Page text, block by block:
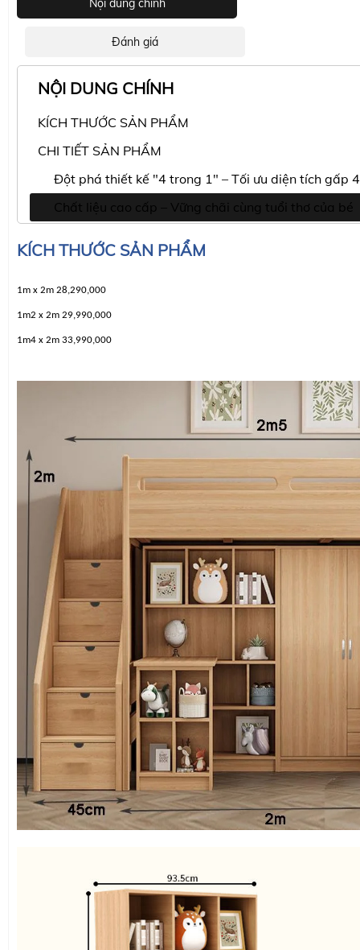
Nội dung chính
Đánh giá
NỘI DUNG CHÍNH
KÍCH THƯỚC SẢN PHẨM
CHI TIẾT SẢN PHẨM
Đột phá thiết kế "4 trong 1" – Tối ưu diện tích gấp
Chất liệu cao cấp – Vững chãi cùng tuổi thơ của bé
KÍCH THƯỚC SẢN PHẨM
1m x 2m 28,290,000
1m2 x 2m 29,990,000
1m4 x 2m 33,990,000